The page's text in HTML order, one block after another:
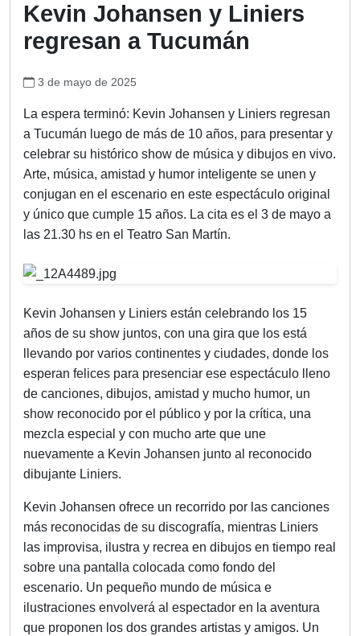
Kevin Johansen y Liniers
regresan a Tucumán
3 de mayo de 2025
La espera terminó: Kevin Johansen y Liniers regresan
a Tucumán luego de más de 10 años, para presentar y
celebrar su histórico show de música y dibujos en vivo.
Arte, música, amistad y humor inteligente se unen y
conjugan en el escenario en este espectáculo original
y único que cumple 15 años. La cita es el 3 de mayo a
las 21.30 hs en el Teatro San Martín.
Kevin Johansen y Liniers están celebrando los 15
años de su show juntos, con una gira que los está
llevando por varios continentes y ciudades, donde los
esperan felices para presenciar ese espectáculo lleno
de canciones, dibujos, amistad y mucho humor, un
show reconocido por el público y por la crítica, una
mezcla especial y con mucho arte que une
nuevamente a Kevin Johansen junto al reconocido
dibujante Liniers.
Kevin Johansen ofrece un recorrido por las canciones
más reconocidas de su discografía, mientras Liniers
las improvisa, ilustra y recrea en dibujos en tiempo real
sobre una pantalla colocada como fondo del
escenario. Un pequeño mundo de música e
ilustraciones envolverá al espectador en la aventura
que proponen los dos grandes artistas y amigos. Un